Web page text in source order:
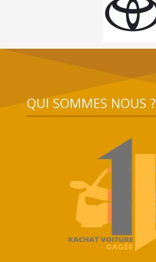
QUI SOMMES NOUS ?